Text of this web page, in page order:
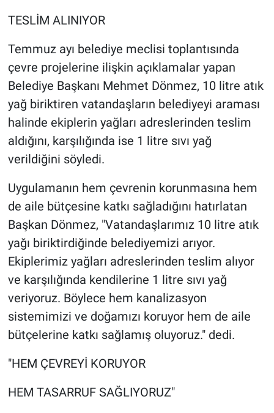
TESLİM ALINIYOR
Temmuz ayı belediye meclisi toplantısında
çevre projelerine ilişkin açıklamalar yapan
Belediye Başkanı Mehmet Dönmez, 10 litre atık
yağ biriktiren vatandaşların belediyeyi araması
halinde ekiplerin yağları adreslerinden teslim
aldığını, karşılığında ise 1 litre sıvı yağ
verildiğini söyledi.
Uygulamanın hem çevrenin korunmasına hem
de aile bütçesine katkı sağladığını hatırlatan
Başkan Dönmez, "Vatandaşlarımız 10 litre atık
yağı biriktirdiğinde belediyemizi arıyor.
Ekiplerimiz yağları adreslerinden teslim alıyor
ve karşılığında kendilerine 1 litre sıvı yağ
veriyoruz. Böylece hem kanalizasyon
sistemimizi ve doğamızı koruyor hem de aile
bütçelerine katkı sağlamış oluyoruz." dedi.
"HEM ÇEVREYİ KORUYOR
HEM TASARRUF SAĞLIYORUZ"